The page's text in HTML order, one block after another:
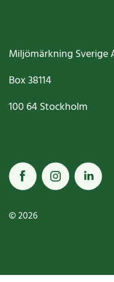
Miljömärkning Sverige
Box38114
100 64Stockholm
© 2026